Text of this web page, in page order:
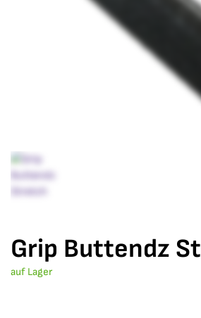
Grip Buttendz
auf Lager